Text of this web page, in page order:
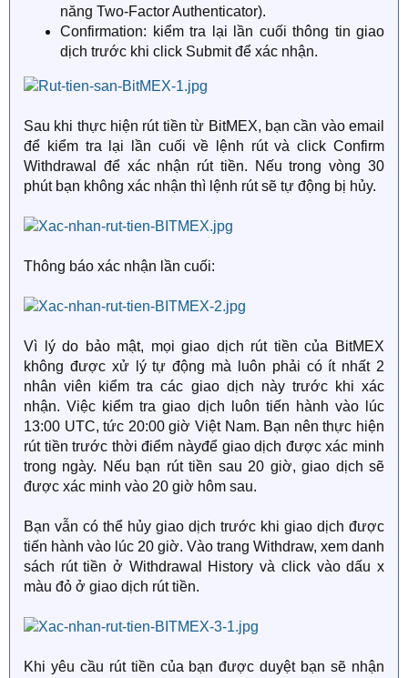
năng Two-Factor Authenticator).
Confirmation: kiểm tra lại lần cuối thông tin giao
dịch trước khi click Submit để xác nhận.
Sau khi thực hiện rút tiền từ BitMEX, bạn cần vào email
để kiểm tra lại lần cuối về lệnh rút và click Confirm
Withdrawal để xác nhận rút tiền. Nếu trong vòng 30
phút bạn không xác nhận thì lệnh rút sẽ tự động bị hủy.
Thông báo xác nhận lần cuối:
Vì lý do bảo mật, mọi giao dịch rút tiền của BitMEX
không được xử lý tự động mà luôn phải có ít nhất 2
nhân viên kiểm tra các giao dịch này trước khi xác
nhận. Việc kiểm tra giao dịch luôn tiến hành vào lúc
13:00 UTC, tức 20:00 giờ Việt Nam. Bạn nên thực hiện
rút tiền trước thời điểm nàyđể giao dịch được xác minh
trong ngày. Nếu bạn rút tiền sau 20 giờ, giao dịch sẽ
được xác minh vào 20 giờ hôm sau.
Bạn vẫn có thể hủy giao dịch trước khi giao dịch được
tiến hành vào lúc 20 giờ. Vào trang Withdraw, xem danh
sách rút tiền ở Withdrawal History và click vào dấu x
màu đỏ ở giao dịch rút tiền.
Khi yêu cầu rút tiền của bạn được duyệt bạn sẽ nhận